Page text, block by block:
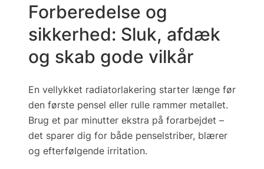
Forberedelse og
sikkerhed: Sluk, afdæk
og skab gode vilkår
En vellykket radiatorlakering starter længe før
den første pensel eller rulle rammer metallet.
Brug et par minutter ekstra på forarbejdet –
det sparer dig for både penselstriber, blærer
og efterfølgende irritation.